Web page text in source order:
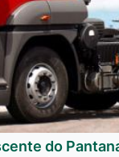
do